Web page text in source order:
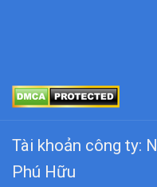
Tài khoản công ty:
Phú Hữu